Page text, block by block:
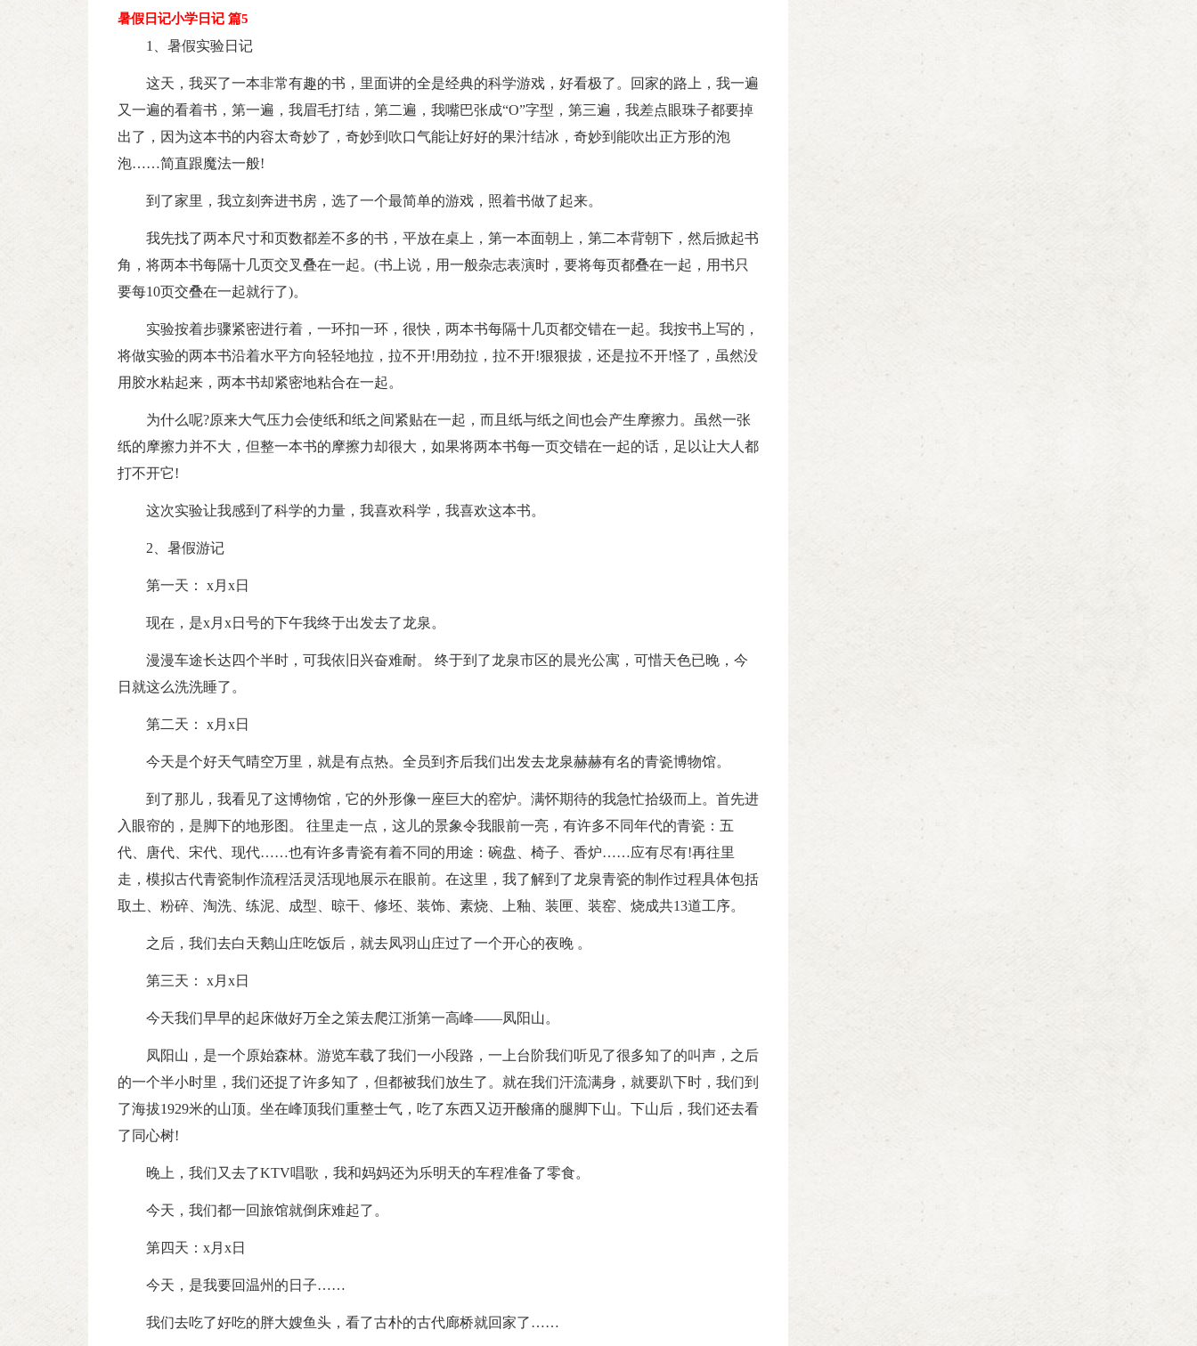
暑假日记小学日记 篇5
1、暑假实验日记
这天，我买了一本非常有趣的书，里面讲的全是经典的科学游戏，好看极了。回家的路上，我一遍
又一遍的看着书，第一遍，我眉毛打结，第二遍，我嘴巴张成“O”字型，第三遍，我差点眼珠子都要掉
出了，因为这本书的内容太奇妙了，奇妙到吹口气能让好好的果汁结冰，奇妙到能吹出正方形的泡
泡……简直跟魔法一般!
到了家里，我立刻奔进书房，选了一个最简单的游戏，照着书做了起来。
我先找了两本尺寸和页数都差不多的书，平放在桌上，第一本面朝上，第二本背朝下，然后掀起书
角，将两本书每隔十几页交叉叠在一起。(书上说，用一般杂志表演时，要将每页都叠在一起，用书只
要每10页交叠在一起就行了)。
实验按着步骤紧密进行着，一环扣一环，很快，两本书每隔十几页都交错在一起。我按书上写的，
将做实验的两本书沿着水平方向轻轻地拉，拉不开!用劲拉，拉不开!狠狠拔，还是拉不开!怪了，虽然没
用胶水粘起来，两本书却紧密地粘合在一起。
为什么呢?原来大气压力会使纸和纸之间紧贴在一起，而且纸与纸之间也会产生摩擦力。虽然一张
纸的摩擦力并不大，但整一本书的摩擦力却很大，如果将两本书每一页交错在一起的话，足以让大人都
打不开它!
这次实验让我感到了科学的力量，我喜欢科学，我喜欢这本书。
2、暑假游记
第一天： x月x日
现在，是x月x日号的下午我终于出发去了龙泉。
漫漫车途长达四个半时，可我依旧兴奋难耐。 终于到了龙泉市区的晨光公寓，可惜天色已晚，今
日就这么洗洗睡了。
第二天： x月x日
今天是个好天气晴空万里，就是有点热。全员到齐后我们出发去龙泉赫赫有名的青瓷博物馆。
到了那儿，我看见了这博物馆，它的外形像一座巨大的窑炉。满怀期待的我急忙拾级而上。首先进
入眼帘的，是脚下的地形图。 往里走一点，这儿的景象令我眼前一亮，有许多不同年代的青瓷：五
代、唐代、宋代、现代……也有许多青瓷有着不同的用途：碗盘、椅子、香炉……应有尽有!再往里
走，模拟古代青瓷制作流程活灵活现地展示在眼前。在这里，我了解到了龙泉青瓷的制作过程具体包括
取土、粉碎、淘洗、练泥、成型、晾干、修坯、装饰、素烧、上釉、装匣、装窑、烧成共13道工序。
之后，我们去白天鹅山庄吃饭后，就去凤羽山庄过了一个开心的夜晚 。
第三天： x月x日
今天我们早早的起床做好万全之策去爬江浙第一高峰——凤阳山。
凤阳山，是一个原始森林。游览车载了我们一小段路，一上台阶我们听见了很多知了的叫声，之后
的一个半小时里，我们还捉了许多知了，但都被我们放生了。就在我们汗流满身，就要趴下时，我们到
了海拔1929米的山顶。坐在峰顶我们重整士气，吃了东西又迈开酸痛的腿脚下山。下山后，我们还去看
了同心树!
晚上，我们又去了KTV唱歌，我和妈妈还为乐明天的车程准备了零食。
今天，我们都一回旅馆就倒床难起了。
第四天：x月x日
今天，是我要回温州的日子……
我们去吃了好吃的胖大嫂鱼头，看了古朴的古代廊桥就回家了……